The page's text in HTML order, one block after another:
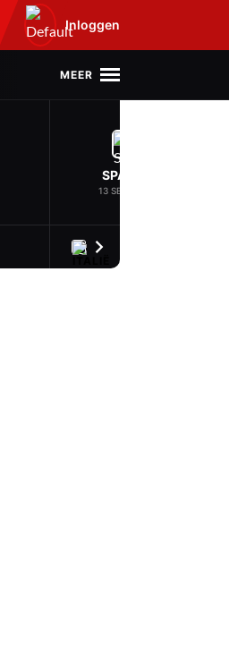
Inloggen
MEER
SPANJE
13 SEP. 2026